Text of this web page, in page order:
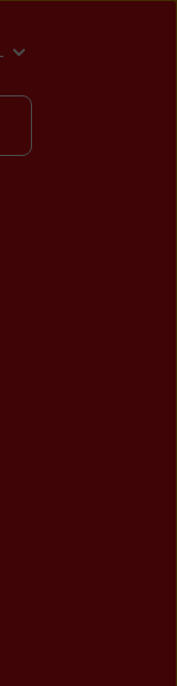
SHOW SUBMENU